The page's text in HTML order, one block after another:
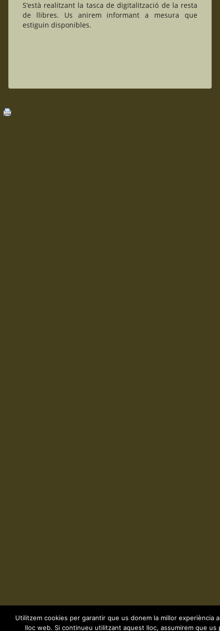
S’està realitzant la tasca de digitalització de la resta
de llibres. Us anirem informant a mesura que
estiguin disponibles.
Utilitzem cookies per garantir que us donem la millor experiència
lloc web. Si continueu utilitzant aquest lloc, assumirem que us